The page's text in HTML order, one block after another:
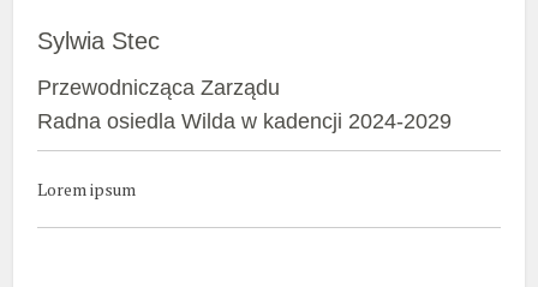
Sylwia Stec
Przewodnicząca Zarządu
Radna osiedla Wilda w kadencji 2024-2029
Lorem ipsum